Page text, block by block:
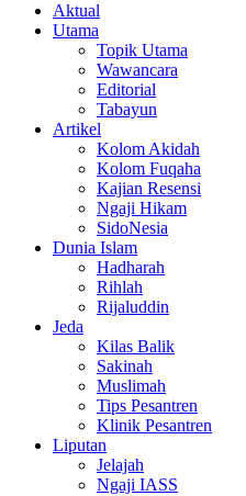
Aktual
Utama
Topik Utama
Wawancara
Editorial
Tabayun
Artikel
Kolom Akidah
Kolom Fuqaha
Kajian Resensi
Ngaji Hikam
SidoNesia
Dunia Islam
Hadharah
Rihlah
Rijaluddin
Jeda
Kilas Balik
Sakinah
Muslimah
Tips Pesantren
Klinik Pesantren
Liputan
Jelajah
Ngaji IASS